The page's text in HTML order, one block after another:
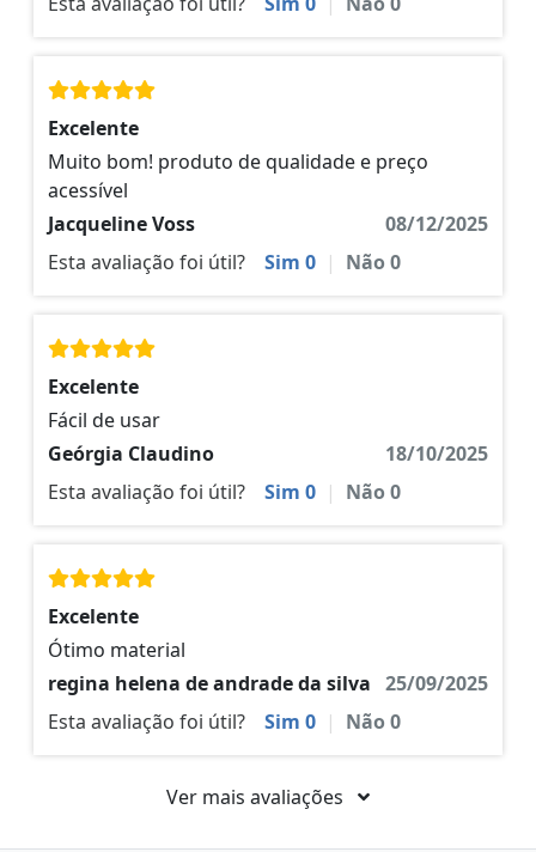
Excelente
Muito bom! produto de qualidade e preço
acessível
Jacqueline Voss
08/12/2025
Esta avaliação foi útil?
Sim 0 | Não0
Excelente
Fácil de usar
Geórgia Claudino
18/10/2025
Esta avaliação foi útil?
Sim 0 | Não0
Excelente
Ótimo material
regina helena de andrade da silva 25/09/2025
Esta avaliação foi útil?
Sim 0 | Não0
Ver mais avaliações